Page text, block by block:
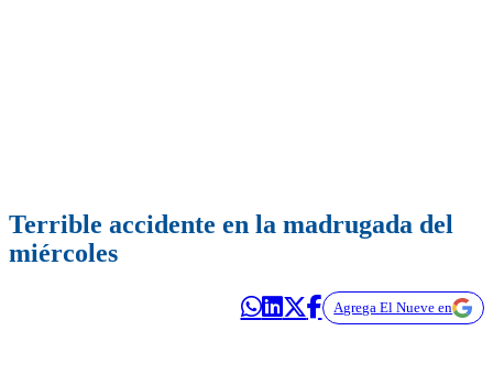
Terrible accidente en la madrugada del
miércoles
Agrega El Nueve en